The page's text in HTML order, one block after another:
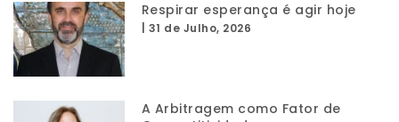
Respirar esperança é agir hoje
31 de Julho, 2026
A Arbitragem como Fator de